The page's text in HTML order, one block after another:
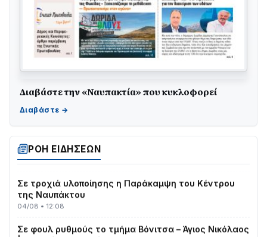
Διαβάστε την «Ναυπακτία» που κυκλοφορεί
ΡΟΗ ΕΙΔΗΣΕΩΝ
05/08 • 08:41
Στο σκοτάδι μεγάλο μέρος στο Λυγιά Ναυπάκτου
04/08 • 19:47
της Ναυπάκτου
04/08 • 12:08
| Αυτοψία Καββαδά